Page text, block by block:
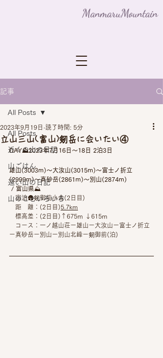
ManmaruMountain
記事
All Posts
近くの山の日記
山ごはん
遠い山の日記
山のこといろいろ
All Posts
立山三山(富山)剱岳に会いたい④
2023年9月19日 読了時間: 5分
DAY⛰2023年7月16日〜18日 2泊3日
雄山(3003m)〜大汝山(3015m)〜富士ノ折立
(2999m)〜真砂岳(2861m)〜別山(2874m)
/ 富山県⛰
宿泊🛖剱御前小舎(2日目)
距　離：(2日目)5.7km
標高差：(2日目)↑675m ↓615m
コース：一ノ越山荘ー雄山ー大汝山ー富士ノ折立
ー真砂岳ー別山ー別山北峰ー剱御前(泊)